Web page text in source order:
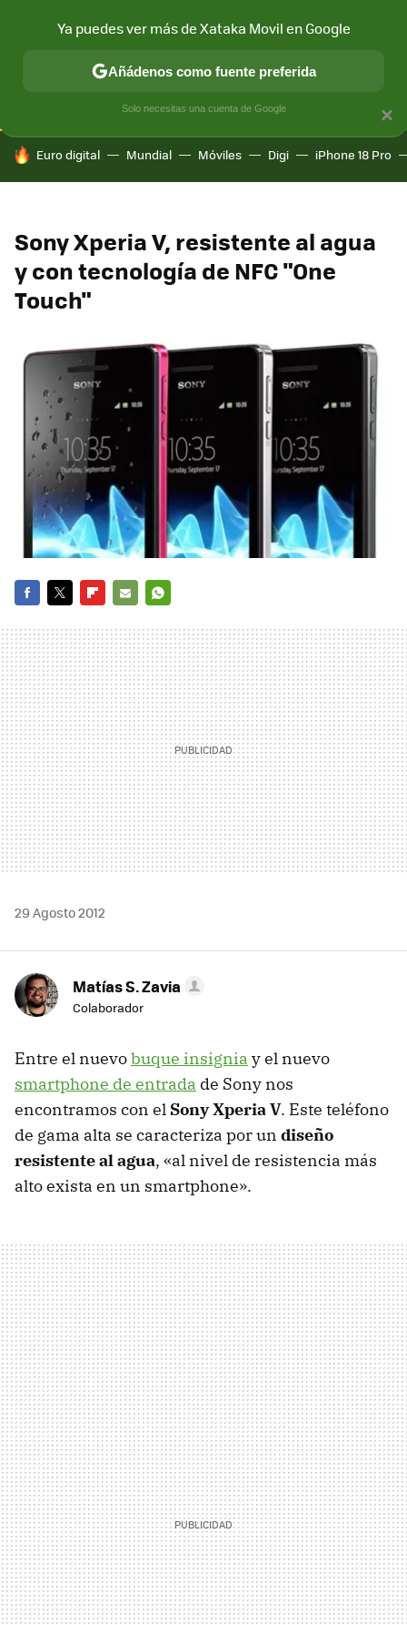
CONECTIVIDAD MÓVIL Y SOCIEDAD APLICACIONES
HOY SE HABLA DE
Euro digital Mundial Móviles Digi iPhone 18 Pro
Sony Xperia V, resistente al agua
y con tecnología de NFC "One
Touch"
MAIL
29 Agosto 2012
Matías S. Zavia
Colaborador
Entre el nuevobuque insignia y el nuevo
smartphone de entrada de Sony nos
encontramos con el Sony Xperia V. Este teléfono
de gama alta se caracteriza por un diseño
resistente al agua, «al nivel de resistencia más
alto exista en un smartphone».
×
Ya puedes ver más de Xataka Movil en Google
Añádenos como fuente preferida
Solo necesitas una cuenta de Google